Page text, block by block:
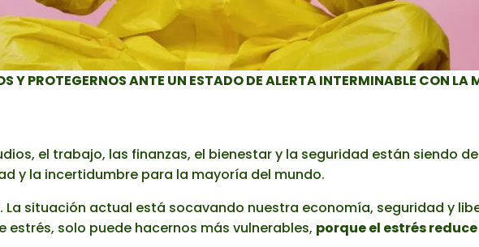
Y PROTEGERNOS ANTE UN ESTADO DE ALERTA INTERMINABLE CON LA
el trabajo, las finanzas, el bienestar y la seguridad están siendo
y la incertidumbre para la mayoría del mundo.
situación actual está socavando nuestra economía, seguridad y
estrés, solo puede hacernos más vulnerables, porque el estrés